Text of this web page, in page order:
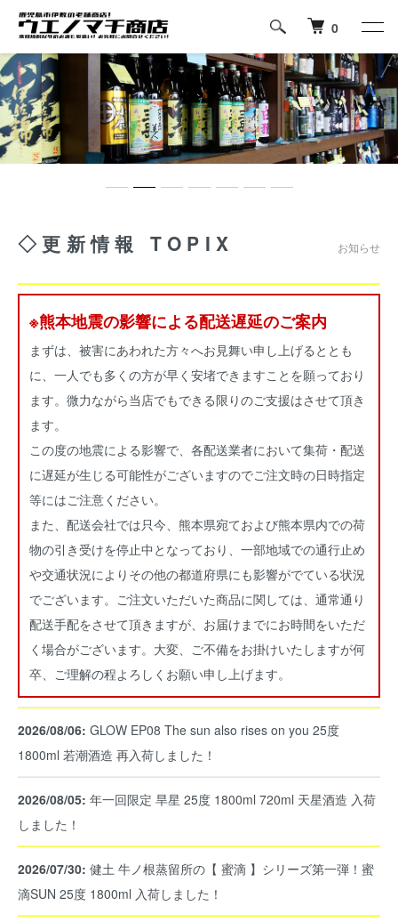
0
◇更新情報 TOPIX お知らせ
※熊本地震の影響による配送遅延のご案内
まずは、被害にあわれた方々へお見舞い申し上げるととも
に、一人でも多くの方が早く安堵できますことを願っており
ます。微力ながら当店でもできる限りのご支援はさせて頂き
ます。
この度の地震による影響で、各配送業者において集荷・配送
に遅延が生じる可能性がございますのでご注文時の日時指定
等にはご注意ください。
また、配送会社では只今、熊本県宛ておよび熊本県内での荷
物の引き受けを停止中となっており、一部地域での通行止め
や交通状況によりその他の都道府県にも影響がでている状況
でございます。ご注文いただいた商品に関しては、通常通り
配送手配をさせて頂きますが、お届けまでにお時間をいただ
く場合がございます。大変、ご不備をお掛けいたしますが何
卒、ご理解の程よろしくお願い申し上げます。
2026/08/06: GLOW EP08 The sun also rises on you 25度
1800ml 若潮酒造 再入荷しました！
2026/08/05: 年一回限定 旱星 25度 1800ml 720ml 天星酒造 入荷
しました！
2026/07/30: 健土 牛ノ根蒸留所の【 蜜滴 】シリーズ第一弾！蜜
滴SUN 25度 1800ml 入荷しました！